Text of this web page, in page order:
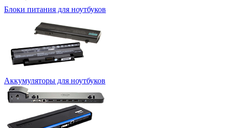
Блоки питания для ноутбуков
Аккумуляторы для ноутбуков